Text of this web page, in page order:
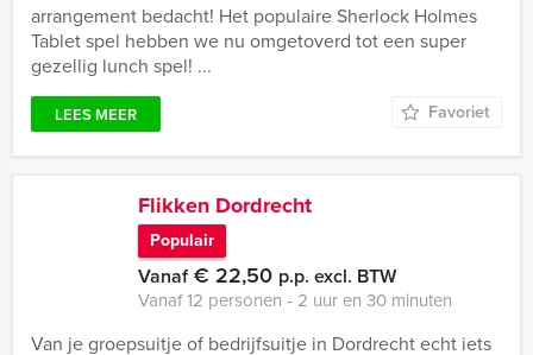
arrangement bedacht! Het populaire Sherlock Holmes
Tablet spel hebben we nu omgetoverd tot een super
gezellig lunch spel! ...
LEES MEER Favoriet
Flikken Dordrecht
Populair
Vanaf€ 22,50 p.p. excl. BTW
Vanaf 12 personen ‐ 2 uur en 30 minuten
Van je groepsuitje of bedrijfsuitje in Dordrecht echt iets